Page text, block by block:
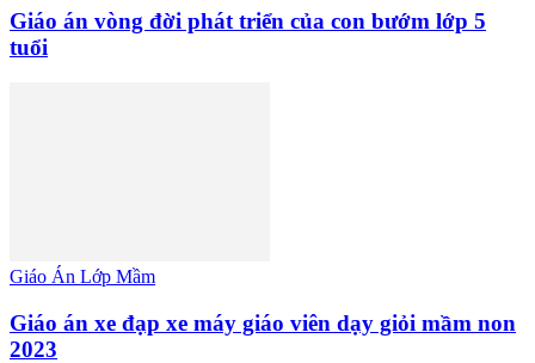
Giáo án vòng đời phát triển của con bướm lớp 5
tuổi
Giáo Án Lớp Mầm
Giáo án xe đạp xe máy giáo viên dạy giỏi mầm non
2023